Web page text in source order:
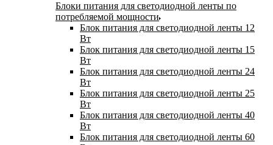
Блоки питания для светодиодной ленты по
потребляемой мощности
Блок питания для светодиодной ленты 12
Вт
Блок питания для светодиодной ленты 15
Вт
Блок питания для светодиодной ленты 24
Вт
Блок питания для светодиодной ленты 25
Вт
Блок питания для светодиодной ленты 40
Вт
Блок питания для светодиодной ленты 60